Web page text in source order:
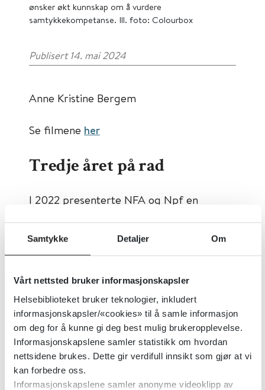
Samtykke Detaljer Om
Vårt nettsted bruker informasjonskapsler
Helsebiblioteket bruker teknologier, inkludert
informasjonskapsler/«cookies» til å samle informasjon
om deg for å kunne gi deg best mulig brukeropplevelse.
Informasjonskapslene samler statistikk om hvordan
nettsidene brukes. Dette gir verdifull innsikt som gjør at vi
kan forbedre oss.
Informasjonskapslene samler anonyme videoklipp av
ønsker økt kunnskap om å vurdere
samtykkekompetanse. Ill. foto: Colourbox
Publisert 14. mai 2024
Anne Kristine Bergem
Se filmene her
Tredje året på rad
I 2022 presenterte NFA og Npf en
innleggelse i psykisk helsevern. I 2023 var
henvisninger til poliklinisk utredning og
nye filmer har som formål å gi
informasjon og skape refleksjon omkring
vurdering av samtykkekompetanse,
spesielt for fastleger. Andre vil
forhåpentligvis også kunne ha nytte av
filmene.